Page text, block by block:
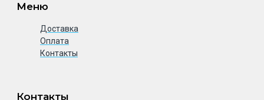
Меню
Доставка
Оплата
Контакты
Контакты